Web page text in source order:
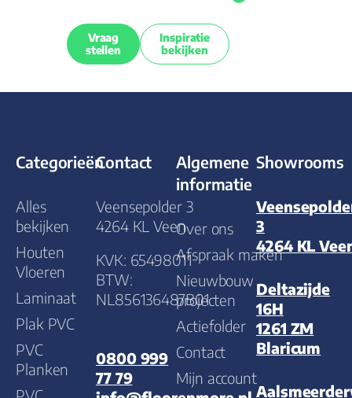
Vraag
stellen
Inspiratie
bekijken
Categorieën
Alles
bekijken
Houten
Vloeren
Laminaat
Plak PVC
PVC
Planken
Contact
Veensepolder 3
4264 KL Veen
KVK: 65498011
BTW:
NL856136487B01
0800 999
77 79
Algemene
informatie
Over ons
Afspraak maken
Nieuwbouw
projecten
Actiefolder
Contact
Mijn account
Showrooms
3
4264 KL
Deltazijde
16H
1261 ZM
Blaricum